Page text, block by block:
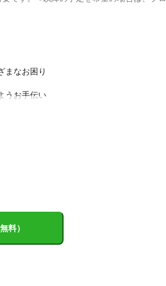
まなお困り
うお手伝い
ならではの
できますよ
家具の移動
料）